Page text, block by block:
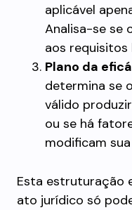
aplicável
Analisa-se se
aos requisitos
Plano da
determina se
válido
ou se há
modificam
Esta estruturação
ato jurídico só